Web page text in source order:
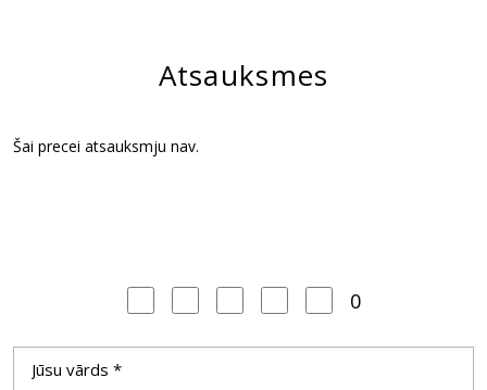
Atsauksmes
Šai precei atsauksmju nav.
0